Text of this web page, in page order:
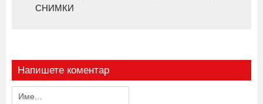
СНИМКИ
Напишете коментар